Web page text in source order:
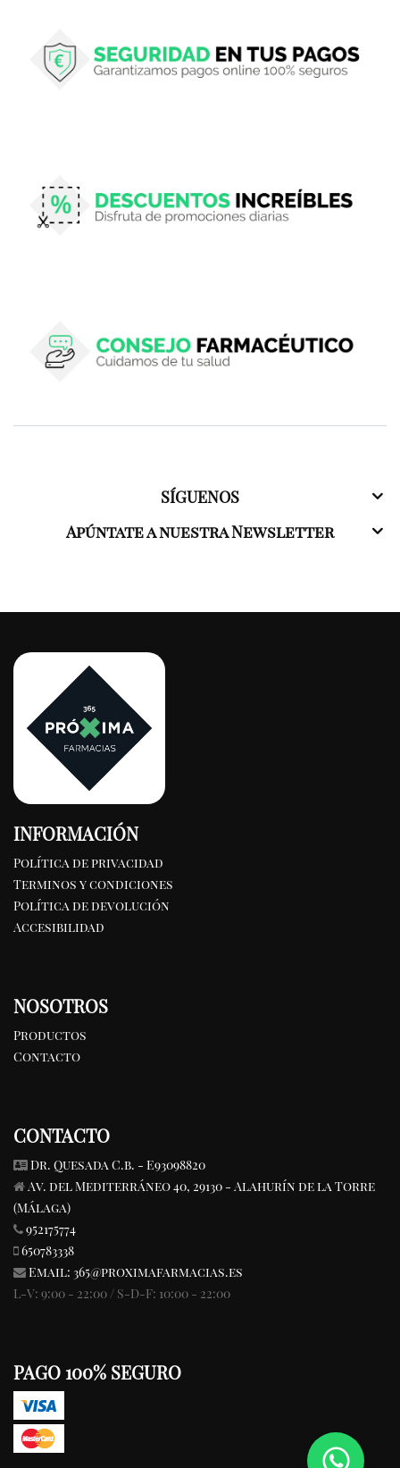
SÍGUENOS
Apúntate a nuestra Newsletter
INFORMACIÓN
Política de privacidad
Terminos y condiciones
Política de devolución
Accesibilidad
NOSOTROS
Productos
Contacto
CONTACTO
Dr. Quesada C.b. - E93098820
Av. del Mediterráneo 40, 29130 - Alahurín de la Torre
(Málaga)
952175774
650783338
Email: 365@proximafarmacias.es
L-V: 9:00 - 22:00 / S-D-F: 10:00 - 22:00
PAGO 100% SEGURO